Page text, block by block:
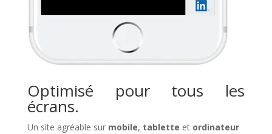
Optimisé pour tous les
écrans.
Un site agréable sur mobile, tablette et ordinateur